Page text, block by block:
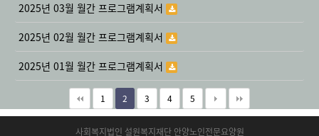
2025년 03월 월간 프로그램계획서
2025년 02월 월간 프로그램계획서
2025년 01월 월간 프로그램계획서
1 2 3 4 5
사회복지법인 설원복지재단 안양노인전문요양원